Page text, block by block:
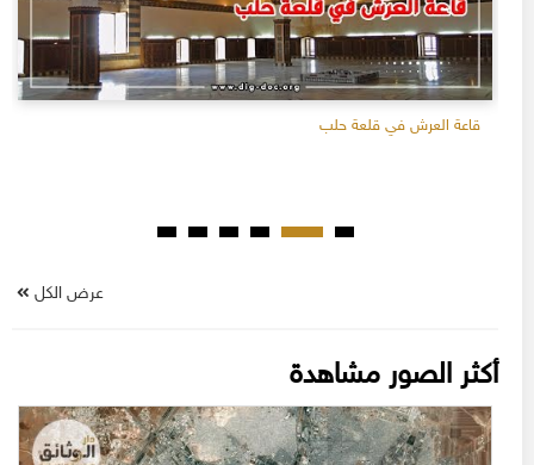
قاعة العرش في قلعة حلب
عرض الكل
أكثر الصور مشاهدة